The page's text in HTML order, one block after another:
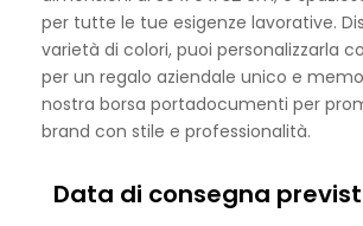
per tutte le tue esigenze lavorative.
varietà di colori, puoi personalizzarla
per un regalo aziendale unico e
nostra borsa portadocumenti per
brand con stile e professionalità.
Data di consegna